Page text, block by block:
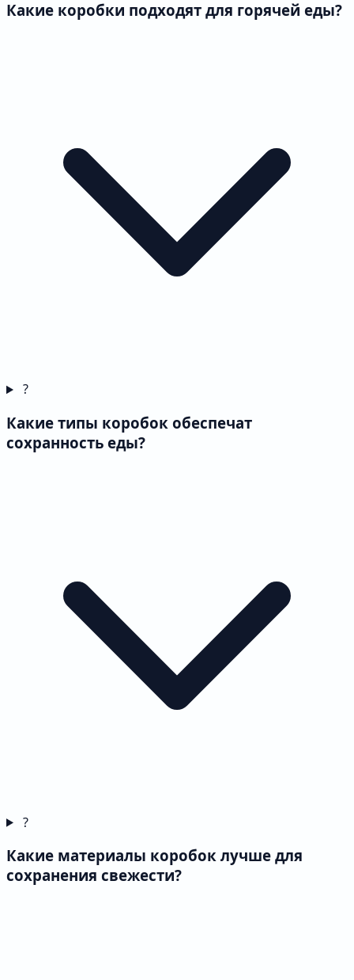
Какие коробки подходят для горячей еды?
?
Какие типы коробок обеспечат
сохранность еды?
?
Какие материалы коробок лучше для
сохранения свежести?